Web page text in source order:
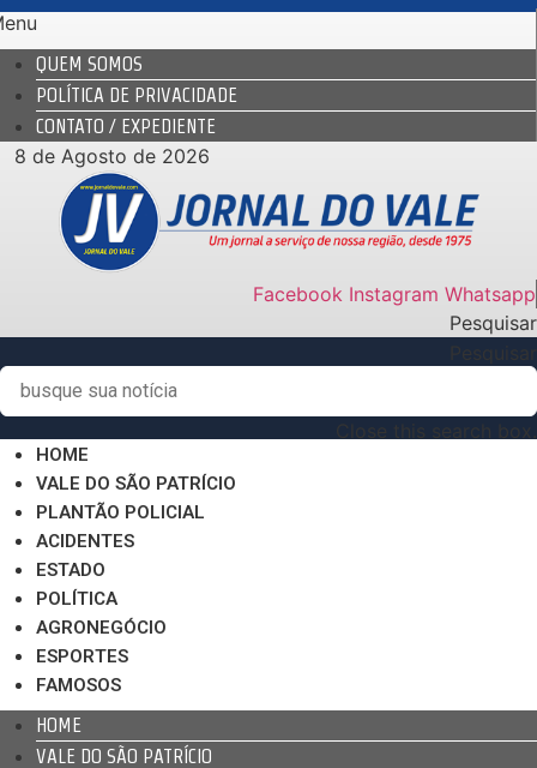
Ir
para
conteúdo
QUEM SOMOS
POLÍTICA DE PRIVACIDADE
CONTATO / EXPEDIENTE
8 de Agosto de 2026
Facebook Instagram Whatsapp
Pesquisar
Pesquisar
Close this search box.
HOME
VALE DO SÃO PATRÍCIO
PLANTÃO POLICIAL
ACIDENTES
ESTADO
POLÍTICA
AGRONEGÓCIO
ESPORTES
FAMOSOS
HOME
VALE DO SÃO PATRÍCIO